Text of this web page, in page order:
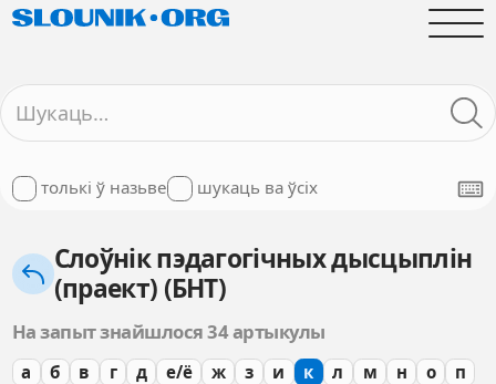
толькі ў назьве шукаць ва ўсіх
Слоўнік пэдагогічных дысцыплін
(праект) (БНТ)
На запыт знайшлося 34 артыкулы
а б в г д е/ё ж з и к л м н о
п